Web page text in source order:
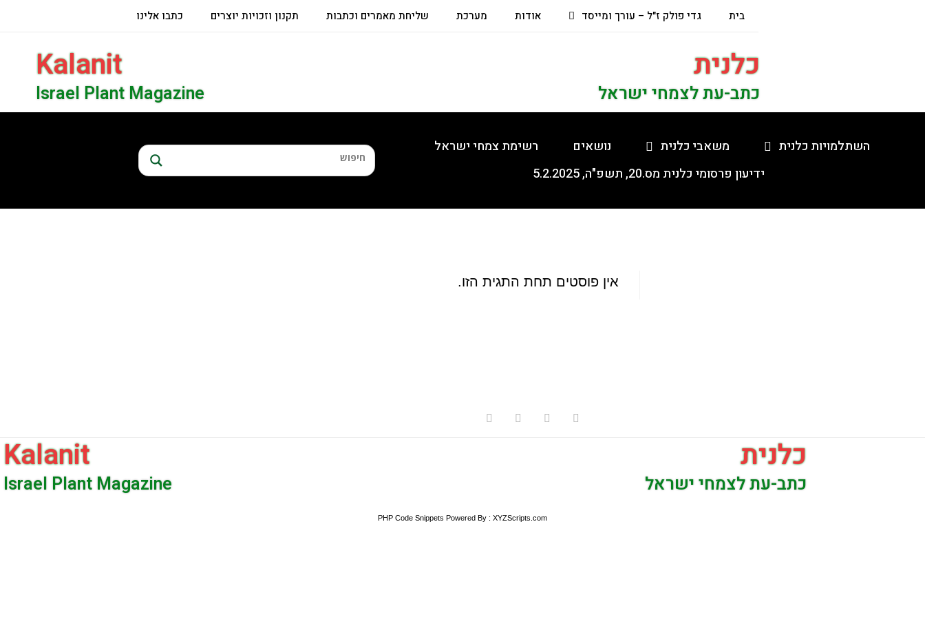
בית גדי פולק ז"ל – עורך ומייסד אודות מערכת שליחת מאמרים וכתבות תקנון וזכויות יוצרים כתבו אלינו
כלנית
כתב-עת לצמחי ישראל
Kalanit
Israel Plant Magazine
השתלמויות כלנית משאבי כלנית נושאים
רשימת צמחי ישראל
ידיעון פרסומי כלנית מס.20, תשפ"ה, 5.2.2025
אין פוסטים תחת התגית הזו.
כלנית
כתב-עת לצמחי ישראל
Kalanit
Israel Plant Magazine
PHP Code Snippets Powered By : XYZScripts.com